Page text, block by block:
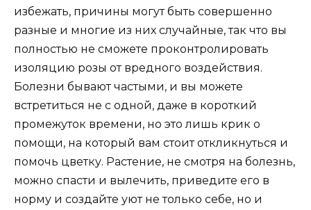
избежать, причины могут быть совершенно
разные и многие из них случайные, так что вы
полностью не сможете проконтролировать
изоляцию розы от вредного воздействия.
Болезни бывают частыми, и вы можете
встретиться не с одной, даже в короткий
промежуток времени, но это лишь крик о
помощи, на который вам стоит откликнуться и
помочь цветку. Растение, не смотря на болезнь,
можно спасти и вылечить, приведите его в
норму и создайте уют не только себе, но и